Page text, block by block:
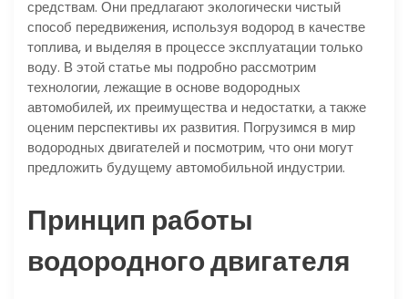
средствам. Они предлагают экологически чистый
способ передвижения, используя водород в качестве
топлива, и выделяя в процессе эксплуатации только
воду. В этой статье мы подробно рассмотрим
технологии, лежащие в основе водородных
автомобилей, их преимущества и недостатки, а также
оценим перспективы их развития. Погрузимся в мир
водородных двигателей и посмотрим, что они могут
предложить будущему автомобильной индустрии.
Принцип работы
водородного двигателя